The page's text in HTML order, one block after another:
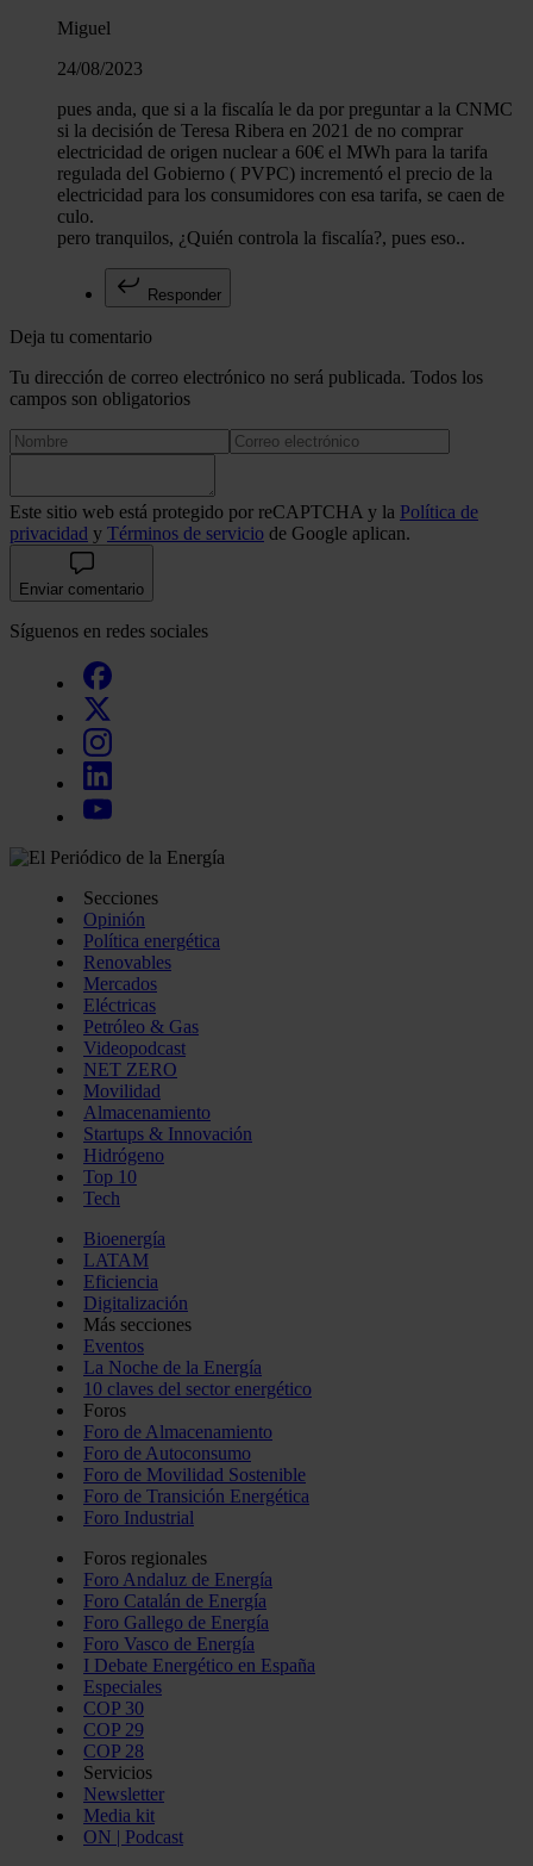
Miguel
24/08/2023
pues anda, que si a la fiscalía le da por preguntar a la CNMC
si la decisión de Teresa Ribera en 2021 de no comprar
electricidad de origen nuclear a 60€ el MWh para la tarifa
regulada del Gobierno ( PVPC) incrementó el precio de la
electricidad para los consumidores con esa tarifa, se caen de
culo.
pero tranquilos, ¿Quién controla la fiscalía?, pues eso..
Responder
Deja tu comentario
Tu dirección de correo electrónico no será publicada. Todos los
campos son obligatorios
Este sitio web está protegido por reCAPTCHA y la Política de
privacidad y Términos de servicio de Google aplican.
Enviar comentario
Síguenos en redes sociales
Secciones
Opinión
Política energética
Renovables
Mercados
Eléctricas
Petróleo & Gas
Videopodcast
NET ZERO
Movilidad
Almacenamiento
Startups & Innovación
Hidrógeno
Top 10
Tech
Bioenergía
LATAM
Eficiencia
Digitalización
Más secciones
Eventos
La Noche de la Energía
10 claves del sector energético
Foros
Foro de Almacenamiento
Foro de Autoconsumo
Foro de Movilidad Sostenible
Foro de Transición Energética
Foro Industrial
Foros regionales
Foro Andaluz de Energía
Foro Catalán de Energía
Foro Gallego de Energía
Foro Vasco de Energía
I Debate Energético en España
Especiales
COP 30
COP 29
COP 28
Servicios
Newsletter
Media kit
ON | Podcast